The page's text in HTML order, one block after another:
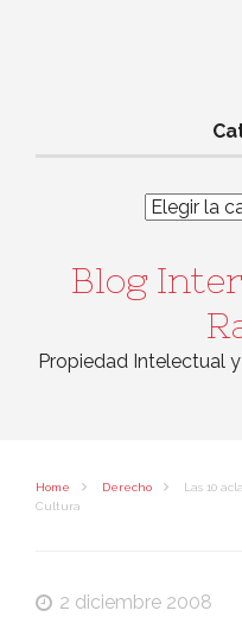
Categorías
Blog
Propiedad Intelectual
Home Derecho
Las 10
Cultura
2 diciembre 2008